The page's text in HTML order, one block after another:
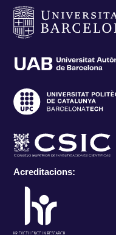
Acreditacions: